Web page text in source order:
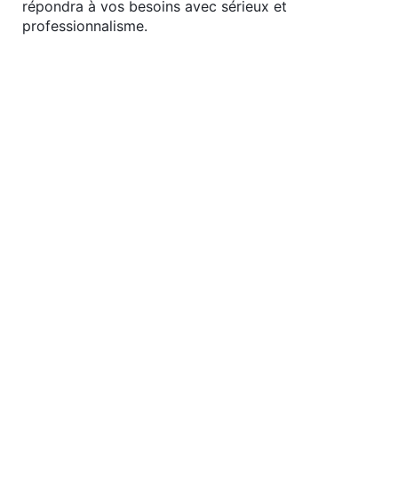
répondra à vos besoins avec sérieux et
professionnalisme.